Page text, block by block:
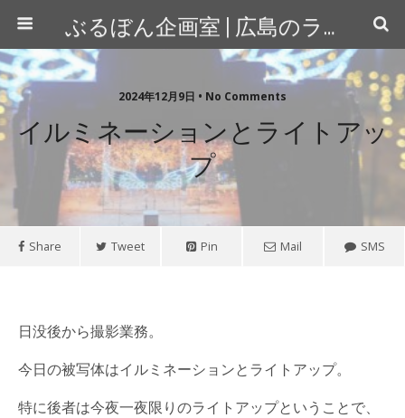
ぶるぼん企画室 | 広島のライター＆カメラマン
2024年12月9日 • No Comments
イルミネーションとライトアッ
プ
Share Tweet Pin Mail SMS
日没後から撮影業務。
今日の被写体はイルミネーションとライトアップ。
特に後者は今夜一夜限りのライトアップということで、